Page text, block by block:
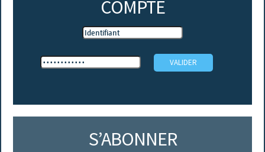
COMPTE
S’ABONNER